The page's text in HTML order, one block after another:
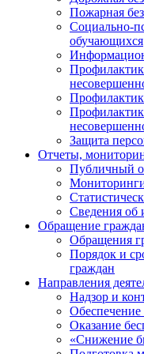
Пожарная
Социально-
обучающихся
Защита
Отчеты,
Публичный
Сведения об
Обращение
Обращения
Порядок и
граждан
Направления
Надзор и
Оказание
«Снижение